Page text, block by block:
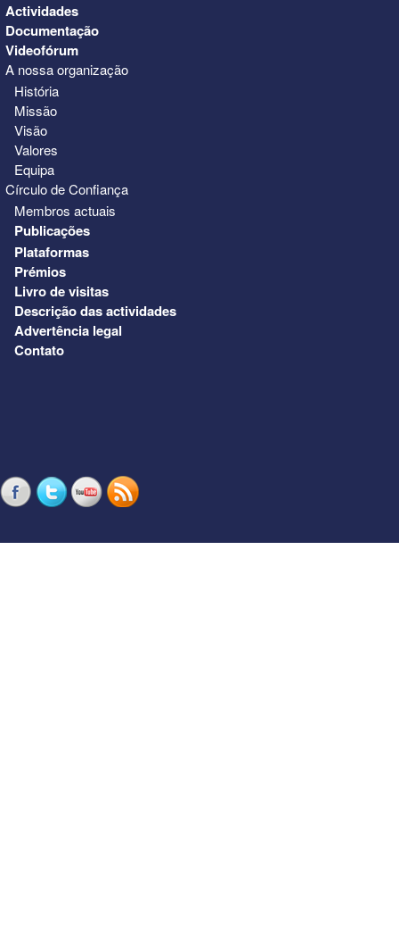
Actividades
Documentação
Videofórum
A nossa organização
História
Missão
Visão
Valores
Equipa
Círculo de Confiança
Membros actuais
Publicações
Plataformas
Prémios
Livro de visitas
Descrição das actividades
Advertência legal
Contato